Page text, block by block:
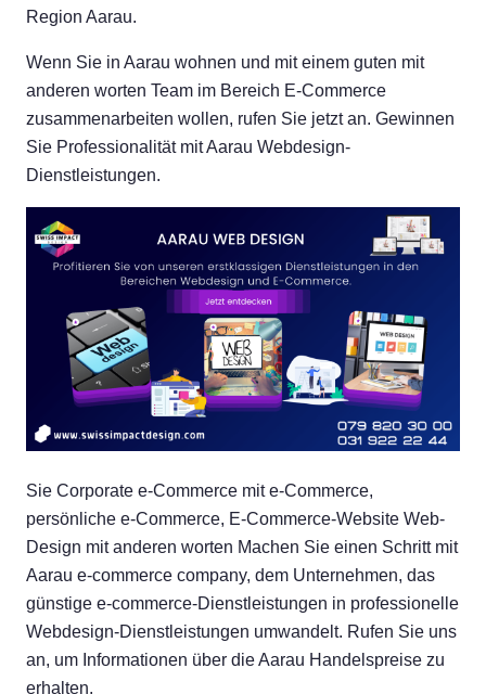
Region Aarau.
Wenn Sie in Aarau wohnen und mit einem guten mit
anderen worten Team im Bereich E-Commerce
zusammenarbeiten wollen, rufen Sie jetzt an. Gewinnen
Sie Professionalität mit Aarau Webdesign-
Dienstleistungen.
Sie Corporate e-Commerce mit e-Commerce,
persönliche e-Commerce, E-Commerce-Website Web-
Design mit anderen worten Machen Sie einen Schritt mit
Aarau e-commerce company, dem Unternehmen, das
günstige e-commerce-Dienstleistungen in professionelle
Webdesign-Dienstleistungen umwandelt. Rufen Sie uns
an, um Informationen über die Aarau Handelspreise zu
erhalten.